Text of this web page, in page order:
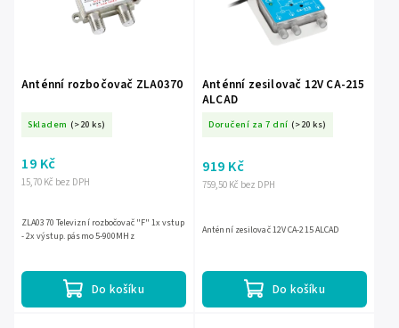
Abecedně
Anténní rozbočovač ZLA0370
Skladem (>20 ks)
15,70 Kč bez DPH
19 Kč
Do košíku
ZLA0370 Televizní rozbočovač "F" 1x vstup
- 2x výstup. pásmo 5-900MHz
Anténní zesilovač 12V CA-215
ALCAD
Doručení za 7 dní (>20 ks)
759,50 Kč bez DPH
919 Kč
Do košíku
Anténní zesilovač 12V CA-215 ALCAD